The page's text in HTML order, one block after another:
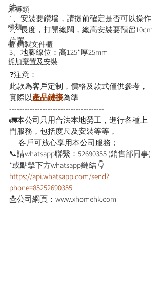
床褥類
檯類
櫃-鋼製文件櫃
拆加棄置及安裝
注：
1、安裝要鑽墻，請提前確定是否可以操作
2、長度，打開總闊，總高安裝要預留10cm
位置
3、地腳線位：高125*厚25mm
----------------
❓注意：
此款為客戶定制，價格及款式僅供參考，
實際以產品鏈接為準
-------------------------------------
🚛本公司只用合法本地勞工，進行各種上
門服務，包括度尺及安裝等等，
客戶可放心享用本公司服務；
📞請whatsapp聯繫：52690355 (銷售部同事)
*或點擊下方whatsapp鏈結 👇
https://api.whatsapp.com/send?
phone=85252690355
📩公司網頁：www.xhomehk.com